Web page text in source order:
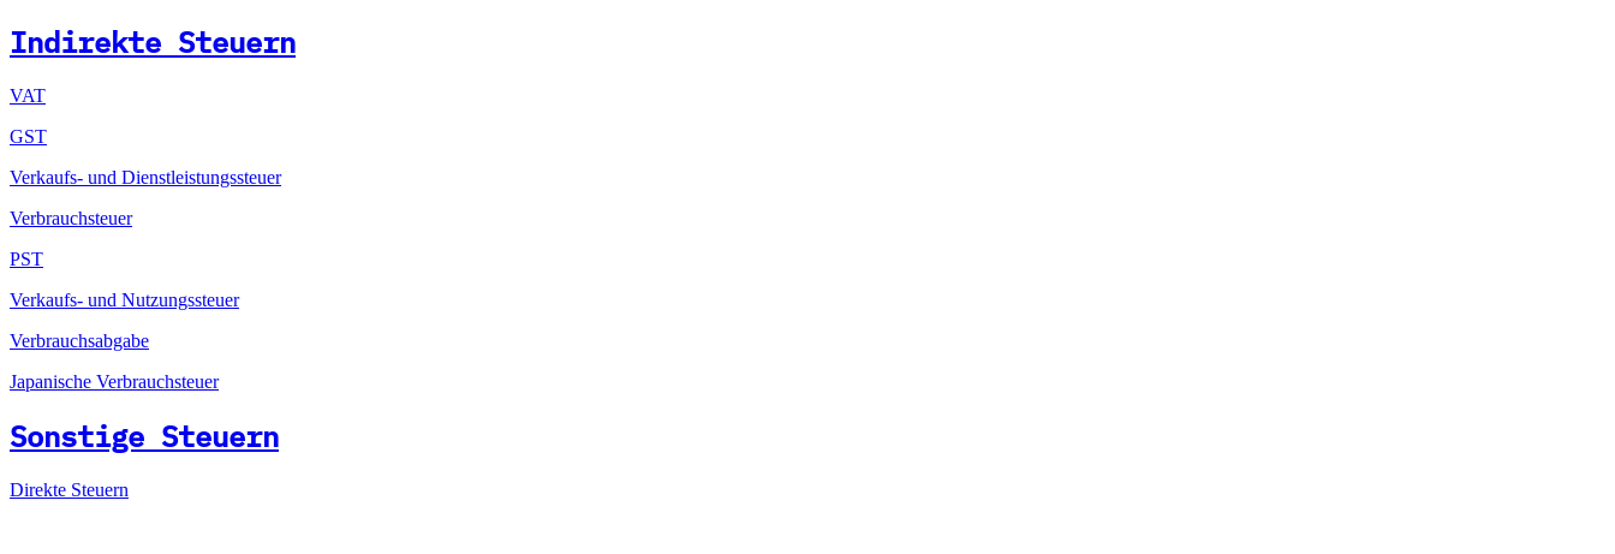
Indirekte Steuern
VAT
GST
Verkaufs- und Dienstleistungssteuer
Verbrauchsteuer
PST
Verkaufs- und Nutzungssteuer
Verbrauchsabgabe
Japanische Verbrauchsteuer
Sonstige Steuern
Direkte Steuern